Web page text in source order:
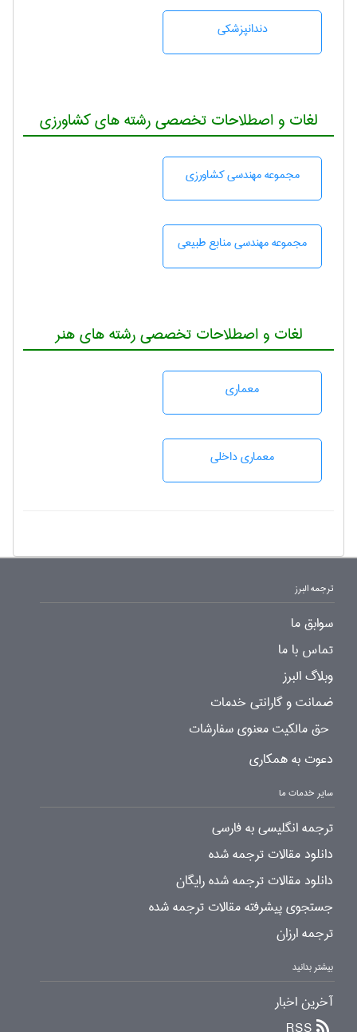
دندانپزشكی
لغات و اصطلاحات تخصصی رشته های کشاورزی
مجموعه مهندسی كشاورزی
مجموعه مهندسی منابع طبيعی
لغات و اصطلاحات تخصصی رشته های هنر
معماری
معماری داخلی
ترجمه البرز
سوابق ما
تماس با ما
وبلاگ البرز
ضمانت و گارانتی خدمات
حق مالکیت معنوی سفارشات
دعوت به همکاری
سایر خدمات ما
ترجمه انگلیسی به فارسی
دانلود مقالات ترجمه شده
دانلود مقالات ترجمه شده رایگان
جستجوی پیشرفته مقالات ترجمه شده
ترجمه ارزان
بیشتر بدانید
آخرین اخبار